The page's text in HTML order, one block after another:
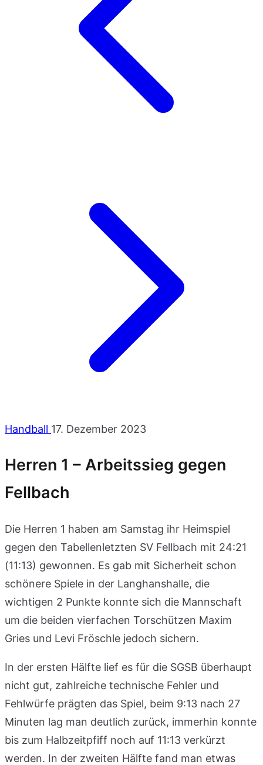
Handball 17. Dezember 2023
Herren 1 – Arbeitssieg gegen
Fellbach
Die Herren 1 haben am Samstag ihr Heimspiel
gegen den Tabellenletzten SV Fellbach mit 24:21
(11:13) gewonnen. Es gab mit Sicherheit schon
schönere Spiele in der Langhanshalle, die
wichtigen 2 Punkte konnte sich die Mannschaft
um die beiden vierfachen Torschützen Maxim
Gries und Levi Fröschle jedoch sichern.
In der ersten Hälfte lief es für die SGSB überhaupt
nicht gut, zahlreiche technische Fehler und
Fehlwürfe prägten das Spiel, beim 9:13 nach 27
Minuten lag man deutlich zurück, immerhin konnte
bis zum Halbzeitpfiff noch auf 11:13 verkürzt
werden. In der zweiten Hälfte fand man etwas